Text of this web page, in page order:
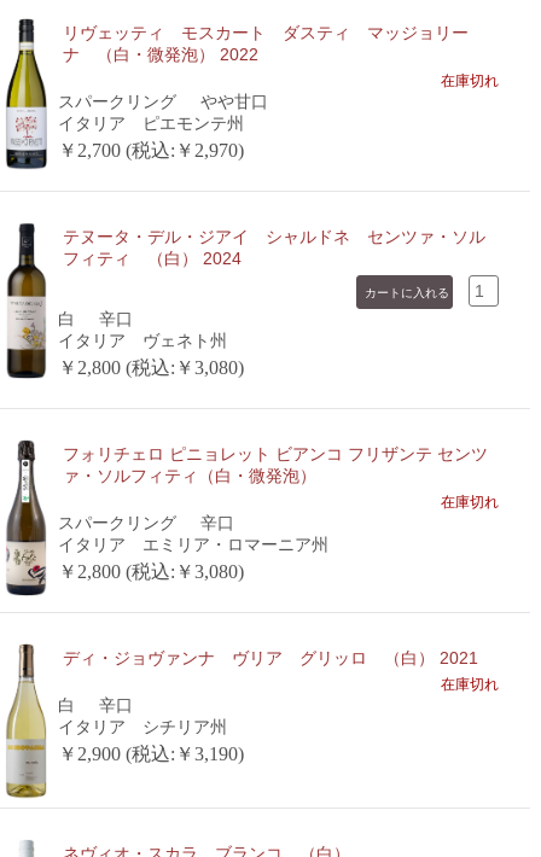
リヴェッティ モスカート ダスティ マッジョリー
ナ （白・微発泡） 2022
在庫切れ
スパークリング
やや甘口
イタリア ピエモンテ州
￥2,700 (税込:￥2,970)
テヌータ・デル・ジアイ シャルドネ センツァ・ソル
フィティ （白） 2024
白
辛口
イタリア ヴェネト州
￥2,800 (税込:￥3,080)
フォリチェロ ピニョレット ビアンコ フリザンテ センツ
ァ・ソルフィティ（白・微発泡）
在庫切れ
スパークリング
辛口
イタリア エミリア・ロマーニア州
￥2,800 (税込:￥3,080)
ディ・ジョヴァンナ ヴリア グリッロ （白） 2021
在庫切れ
白
辛口
イタリア シチリア州
￥2,900 (税込:￥3,190)